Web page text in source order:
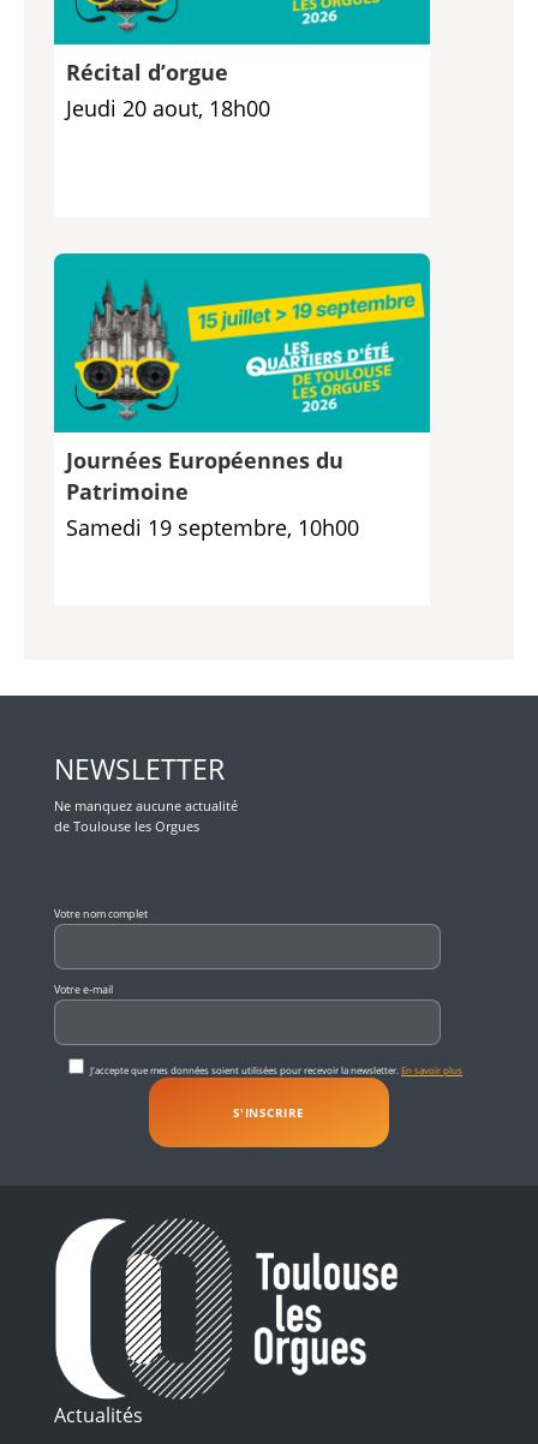
Récital d’orgue
Jeudi 20 aout, 18h00
Journées Européennes du
Patrimoine
Samedi 19 septembre, 10h00
NEWSLETTER
Ne manquez aucune actualité
de Toulouse les Orgues
Votre nom complet
Votre e-mail
J'accepte que mes données soient utilisées pour recevoir la newsletter. En savoir plus
Actualités